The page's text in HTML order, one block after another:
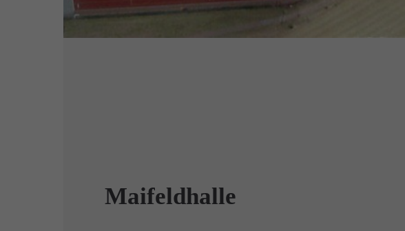
Maifeldhalle